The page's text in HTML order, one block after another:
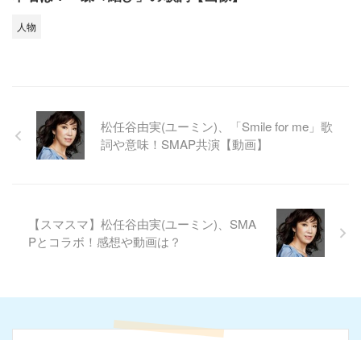
人物
松任谷由実(ユーミン)、「Smile for me」歌
詞や意味！SMAP共演【動画】
【スマスマ】松任谷由実(ユーミン)、SMA
Pとコラボ！感想や動画は？